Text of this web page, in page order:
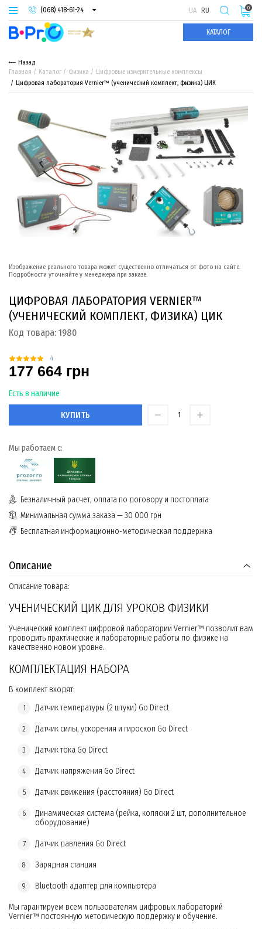
(068) 418-61-24
(093) 974-66-94
(095) 987-29-55
UA RU
КАТАЛОГ
0
Назад
Главная
Каталог Физика
Цифровые измерительные комплексы
Цифровая лаборатория Vernier™ (ученический комплект, физика) ЦИК
Изображение реального товара может существенно отличаться от фото на сайте.
Подробности уточняйте у менеджера при заказе.
ЦИФРОВАЯ ЛАБОРАТОРИЯ VERNIER™
(УЧЕНИЧЕСКИЙ КОМПЛЕКТ, ФИЗИКА) ЦИК
Код товара: 1980
4
177 664 грн
Есть в наличие
КУПИТЬ
Мы работаем с:
Безналичный расчет, оплата по договору и постоплата
Минимальная сумма заказа — 30 000 грн
Бесплатная информационно-методическая поддержка
Описание
Описание товара:
УЧЕНИЧЕСКИЙ ЦИК ДЛЯ УРОКОВ ФИЗИКИ
Ученический комплект цифровой лаборатории Vernier™ позволит вам
проводить практические и лабораторные работы по физике на
качественно новом уровне.
КОМПЛЕКТАЦИЯ НАБОРА
В комплект входят:
Датчик температуры (2 штуки) Go Direct
Датчик силы, ускорения и гироскоп Go Direct
Датчик тока Go Direct
Датчик напряжения Go Direct
Датчик движения (расстояния) Go Direct
Динамическая система (рейка, коляски 2 шт, дополнительное
оборудование)
Датчик давления Go Direct
Зарядная станция
Bluetooth адаптер для компьютера
Мы гарантируем всем пользователям цифровых лабораторий
Vernier™ постоянную методическую поддержку и обучение.